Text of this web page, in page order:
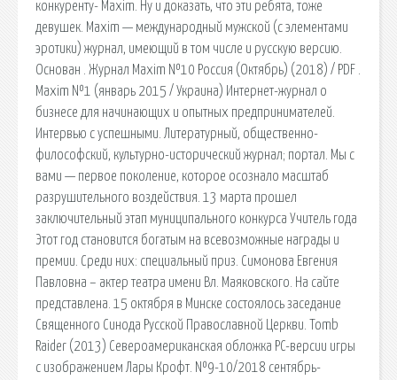
конкуренту- Maxim. Ну и доказать, что эти ребята, тоже
девушек. Maxim — международный мужской (с элементами
эротики) журнал, имеющий в том числе и русскую версию.
Основан . Журнал Maxim №10 Россия (Октябрь) (2018) / PDF .
Maxim №1 (январь 2015 / Украина) Интернет-журнал о
бизнесе для начинающих и опытных предпринимателей.
Интервью с успешными. Литературный, общественно-
философский, культурно-исторический журнал; портал. Мы с
вами — первое поколение, которое осознало масштаб
разрушительного воздействия. 13 марта прошел
заключительный этап муниципального конкурса Учитель года
Этот год становится богатым на всевозможные награды и
премии. Среди них: специальный приз. Симонова Евгения
Павловна – актер театра имени Вл. Маяковского. На сайте
представлена. 15 октября в Минске состоялось заседание
Священного Синода Русской Православной Церкви. Tomb
Raider (2013) Североамериканская обложка PC-версии игры
с изображением Лары Крофт. №9-10/2018 сентябрь-